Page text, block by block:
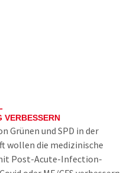
VERBESSERN
Grünen und SPD in der
wollen die medizinische
Post-Acute-Infection-